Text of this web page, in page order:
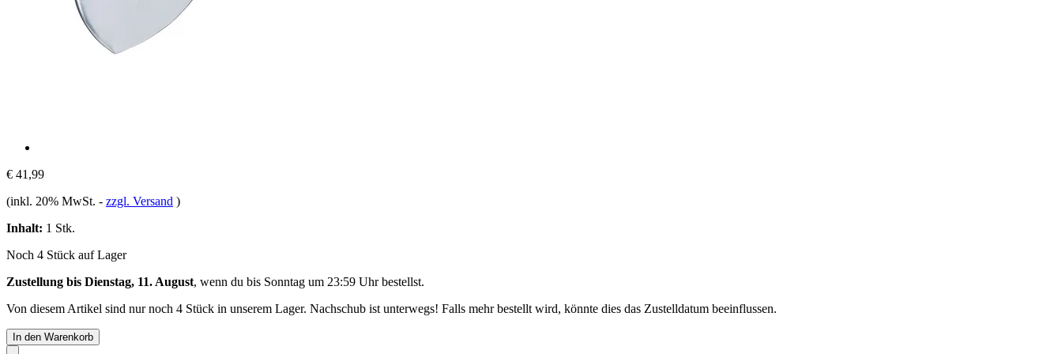
€ 41,99
(inkl. 20% MwSt. - zzgl. Versand )
Inhalt: 1 Stk.
Noch 4 Stück auf Lager
Zustellung bis Dienstag, 11. August, wenn du bis Sonntag um 23:59 Uhrbestellst.
Von diesem Artikel sind nur noch 4 Stück in unserem Lager. Nachschub ist unterwegs! Falls mehr bestellt wird, könnte dies das Zustelldatum beeinflussen.
In den Warenkorb